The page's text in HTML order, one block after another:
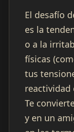
El desafío
es la
o a la
físicas
tus
reactividad
Te
y en un